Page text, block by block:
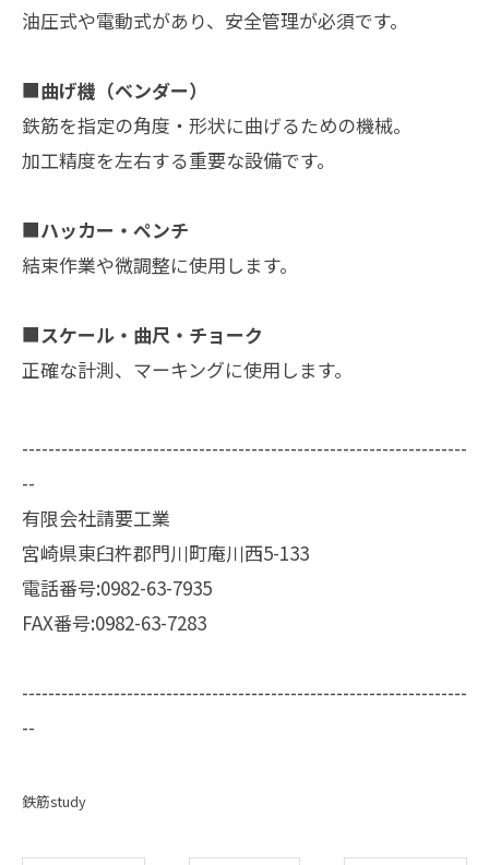
油圧式や電動式があり、安全管理が必須です。
■曲げ機（ベンダー）
鉄筋を指定の角度・形状に曲げるための機械。
加工精度を左右する重要な設備です。
■ハッカー・ペンチ
結束作業や微調整に使用します。
■スケール・曲尺・チョーク
正確な計測、マーキングに使用します。
--------------------------------------------------------------------
--
有限会社請要工業
宮崎県東臼杵郡門川町庵川西5-133
電話番号:0982-63-7935
FAX番号:0982-63-7283
--------------------------------------------------------------------
--
鉄筋study